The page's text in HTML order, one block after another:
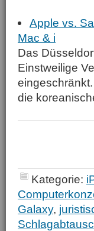
Apple vs.
Mac & i
Das
Einstweilige
die
Kategorie:
Galaxy,